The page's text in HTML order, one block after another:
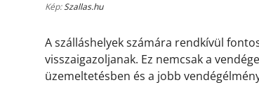
Kép:Szallas.hu
A szálláshelyek számára rendkívül
visszaigazoljanak. Ez nemcsak a
üzemeltetésben és a jobb